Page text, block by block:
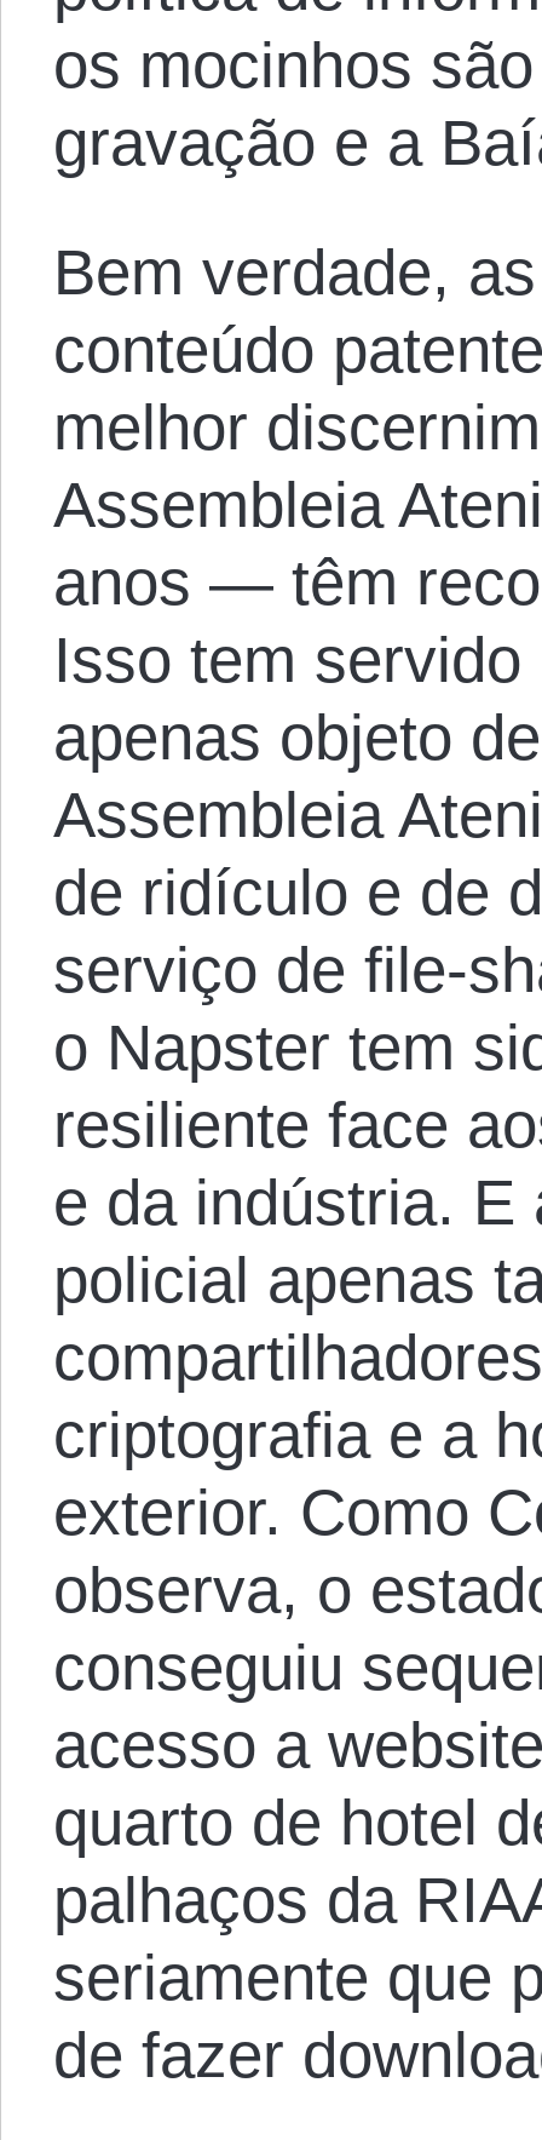
os mocinhos
gravação e a
Bem verdade,
conteúdo
melhor
Assembleia
anos — têm
Isso tem
apenas objeto
Assembleia
de ridículo e de
serviço de file-
o Napster tem
resiliente face
e da indústria. E
policial apenas
criptografia e a
exterior. Como
observa, o
conseguiu
acesso a
quarto de hotel
palhaços da
seriamente que
de fazer